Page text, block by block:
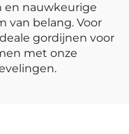
en nauwkeurige
van belang. Voor
gordijnen voor
met onze